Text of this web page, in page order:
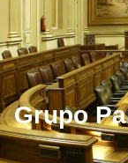
Grupo